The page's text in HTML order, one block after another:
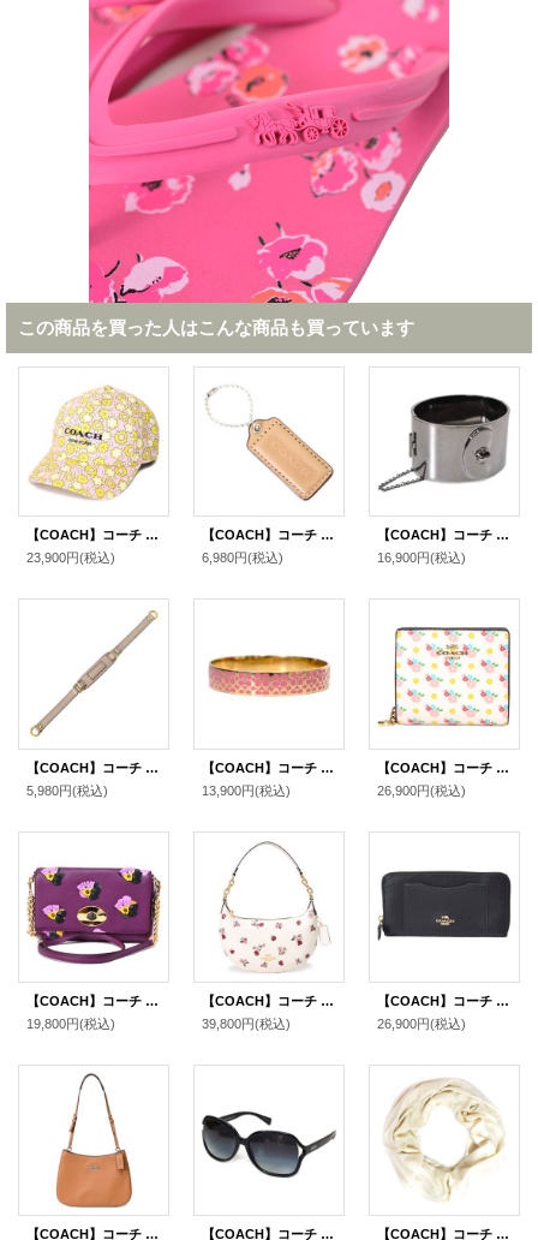
この商品を買った人はこんな商品も買っています
【COACH】コーチ キャップ コットン シグネチャー 花柄 フラワー フローラル ロゴ ベースボール 帽子 ライム〔日本未発売〕
23,900円(税込)
【COACH】コーチ レザー ハングタグ ロゴ チャーム キーホルダー マルチ（日本未発売）
6,980円(税込)
【COACH】コーチ ワイド ターンロック チェーン バングル ブラック（日本未発売）
16,900円(税込)
【COACH】コーチ レザー ショルダー ストラップ グレー（日本未発売）
5,980円(税込)
【COACH】コーチ シグネチャー ブレスレット バングル ゴールド×ピンク〔日本未発売〕【訳あり】
13,900円(税込)
【COACH】コーチ 財布 二つ折り 花柄 レザー フローラル スナップ ミニ コンパクト ウォレット 財布 チャークマルチ（日本未発売）
26,900円(税込)
【COACH】コーチ フィールド レザー フローラル プリント チェーン ショルダー クロスボディ 2WAY バッグ プラム×フィールドフローラル（日本未発売）
19,800円(税込)
【COACH】コーチ バッグ レザー てんとう虫 フローラル ロゴ プリント ペイトン ホーボー ショルダー ハンドバッグ チャークマルチ(日本未発売）
39,800円(税込)
【COACH】コーチ ラグジュアリー クロスグレーン レザー アコーディオン ジップ アラウンド 長財布 ブラック2（日本未発売）
26,900円(税込)
【COACH】コーチ スムースレザー ペネロペ ロゴ ショルダー ハンドバッグ ライトサドル(日本未発売） 【COACH】コーチ ロゴ フレーム サングラス（ケース付き）ブラック〔日本未発売〕 【COACH】コーチ ウール レーヨン シグネチャー ショール ストール チャーク〔日本未発売〕